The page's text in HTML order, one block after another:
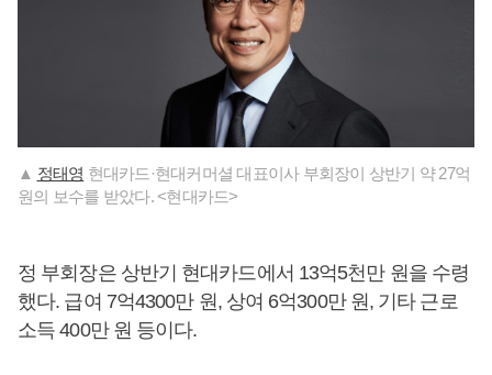
▲ 정태영 현대카드·현대커머셜 대표이사 부회장이 상반기 약 27억
원의 보수를 받았다. <현대카드>
정 부회장은 상반기 현대카드에서 13억5천만 원을 수령
했다. 급여 7억4300만 원, 상여 6억300만 원, 기타 근로
소득 400만 원 등이다.